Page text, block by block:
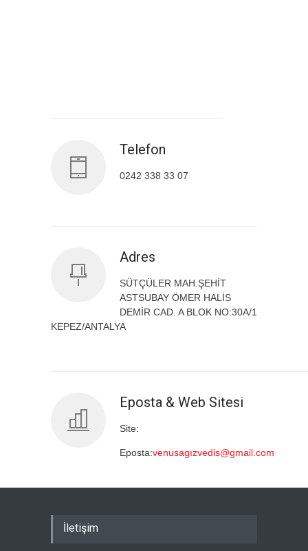
Telefon
0242 338 33 07
Adres
SÜTÇÜLER MAH.ŞEHİT
ASTSUBAY ÖMER HALİS
DEMİR CAD. A BLOK NO:30A/1
KEPEZ/ANTALYA
Eposta & Web Sitesi
Site:
Eposta:venusagızvedis@gmail.com
İletişim